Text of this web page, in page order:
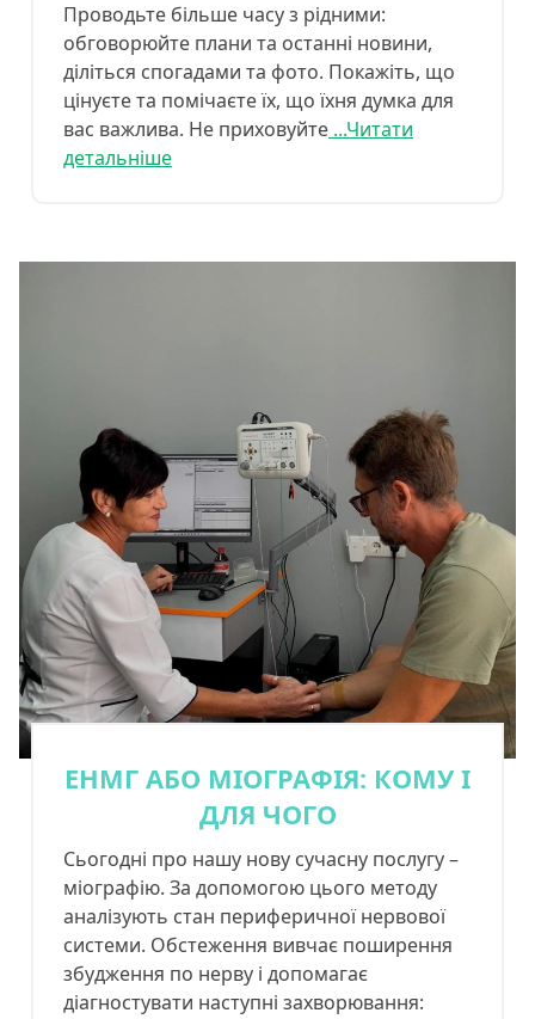
Проводьте більше часу з рідними:
обговорюйте плани та останні новини,
діліться спогадами та фото. Покажіть, що
цінуєте та помічаєте їх, що їхня думка для
вас важлива. Не приховуйте ...Читати
детальніше
ЕНМГ АБО МІОГРАФІЯ: КОМУ І
ДЛЯ ЧОГО
Сьогодні про нашу нову сучасну послугу –
міографію. За допомогою цього методу
аналізують стан периферичної нервової
системи. Обстеження вивчає поширення
збудження по нерву і допомагає
діагностувати наступні захворювання: